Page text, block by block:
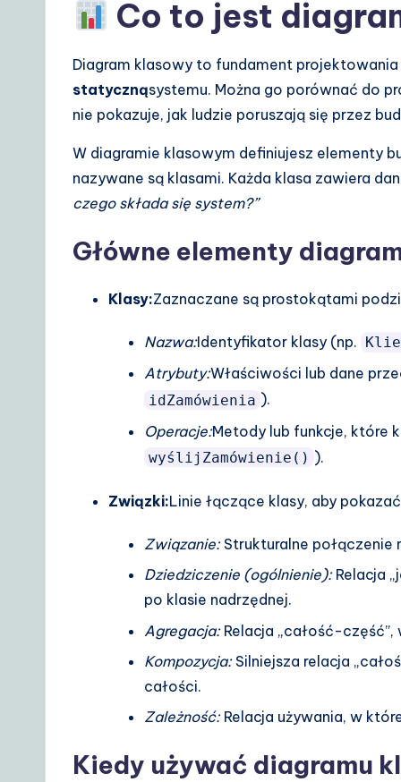
ft
w
Co to jest
Diagram klasowy to fundament
statycznąsystemu. Można go porównać do
nie pokazuje, jak ludzie poruszają się przez
W diagramie klasowym definiujesz elementy
nazywane są klasami. Każda klasa zawiera
czego składa się system?”
Główne elementy
Klasy:Zaznaczane są prostokątami
Nazwa:Identyfikator klasy (np.
Atrybuty:Właściwości lub dane
idZamówienia ).
Operacje:Metody lub funkcje, które
wyślijZamówienie() ).
Związki:Linie łączące klasy, aby
Związanie:Strukturalne połączenie
Dziedziczenie (ogólnienie):Relacja
po klasie nadrzędnej.
Agregacja:Relacja „całość-
Kompozycja:Silniejsza relacja
całości.
Zależność:Relacja używania, w
Kiedy używać diagramu